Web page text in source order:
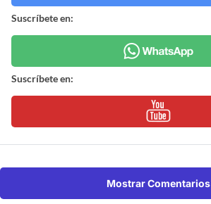
Suscríbete en:
Suscríbete en:
Mostrar Comentarios